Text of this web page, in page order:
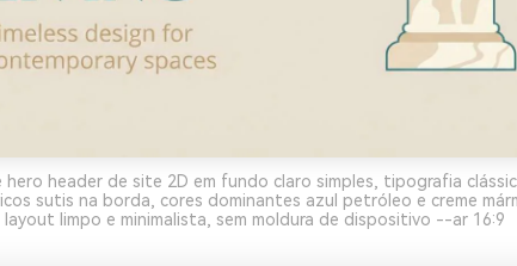
hero header de site 2D em fundo claro simples, tipografia
sutis na borda, cores dominantes azul petróleo e creme
limpo e minimalista, sem moldura de dispositivo --ar 16:9